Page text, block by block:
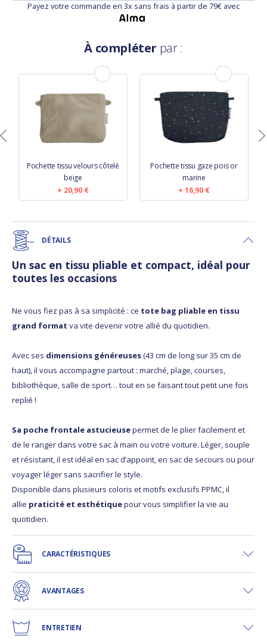
Payez votre commande en 3x sans frais à partir de 79€ avec
À compléter par :
Pochette tissu velours côtelé
beige
20,90 €
Pochette tissu gaze pois or
marine
16,90 €
DÉTAILS
Un sac en tissu pliable et compact, idéal pour
toutes les occasions
Ne vous fiez pas à sa simplicité : ce tote bag pliable en tissu
grand format va vite devenir votre allié du quotidien.
Avec ses dimensions généreuses(43 cm de long sur 35 cm de
haut), il vous accompagne partout : marché, plage, courses,
bibliothèque, salle de sport… tout en se faisant tout petit une fois
replié !
Sa poche frontale astucieusepermet de le plier facilement et
de le ranger dans votre sac à main ou votre voiture. Léger, souple
et résistant, il est idéal en sac d’appoint, en sac de secours ou pour
voyager léger sans sacrifier le style.
Disponible dans plusieurs coloris et motifs exclusifs PPMC, il
allie praticité et esthétiquepour vous simplifier la vie au
quotidien.
CARACTÉRISTIQUES
AVANTAGES
ENTRETIEN